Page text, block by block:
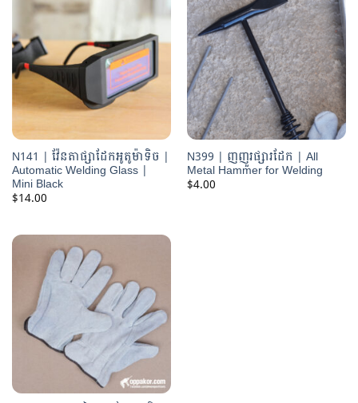
N141 | វ៉ែនតាផ្សាដែកអូតូម៉ាទិច |
Automatic Welding Glass |
Mini Black
$14.00
N399 | ញញួរផ្សារដែក | All
Metal Hammer for Welding
$4.00